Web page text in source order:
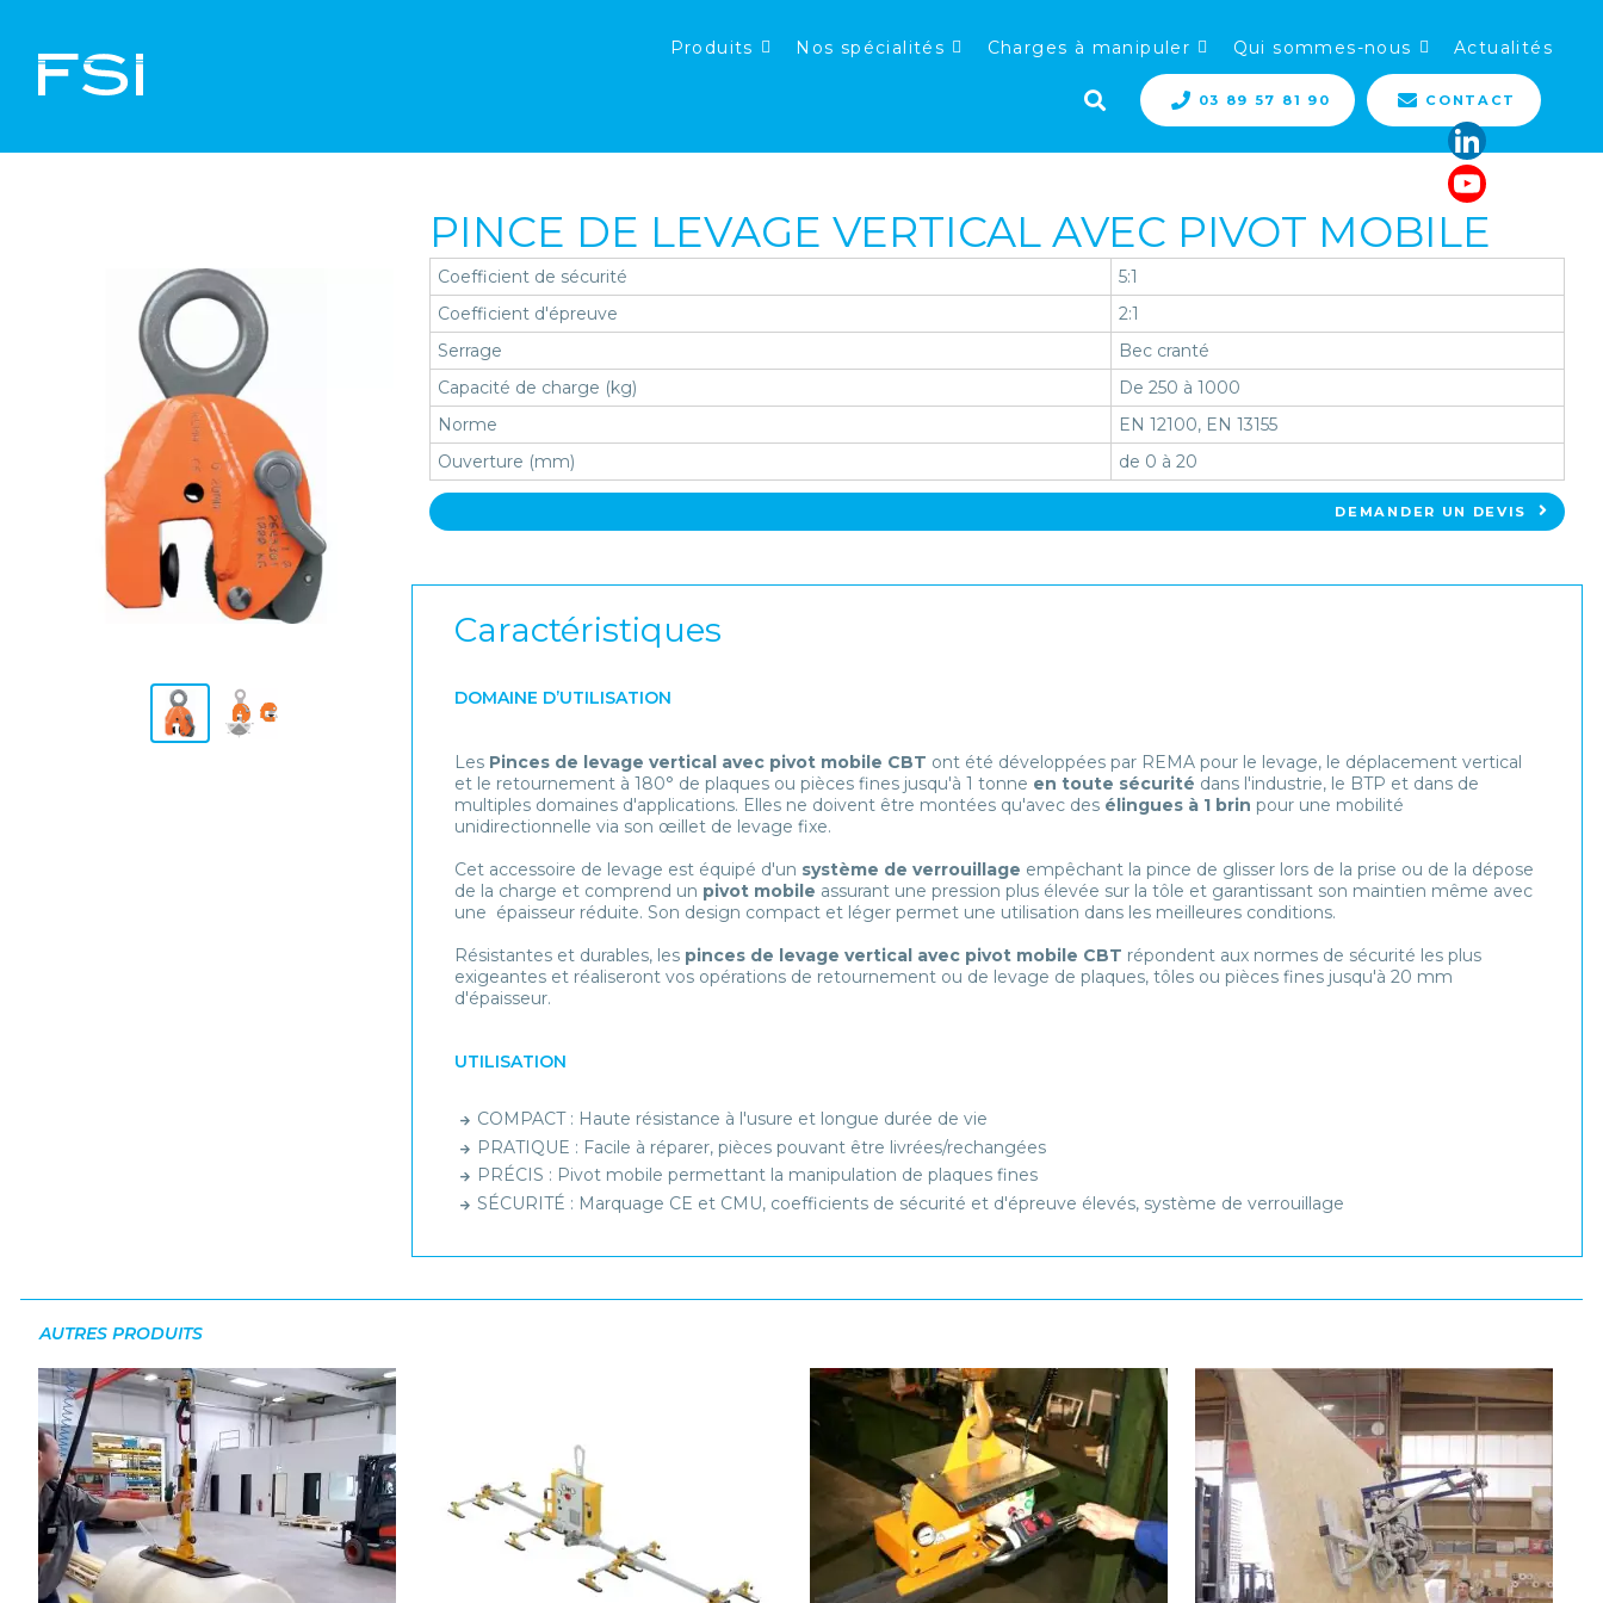
Produits Nos spécialités Charges à manipuler Qui sommes-nous Actualités
03 89 57 81 90 CONTACT
PINCE DE LEVAGE VERTICAL AVEC PIVOT MOBILE
Coefficient de sécurité
5:1
Coefficient d'épreuve
2:1
Serrage
Bec cranté
Capacité de charge (kg)
De 250 à 1000
Norme
EN 12100, EN 13155
Ouverture (mm)
de 0 à 20
DEMANDER UN DEVIS
Caractéristiques
DOMAINE D’UTILISATION
LesPinces de levage vertical avec pivot mobile CBT ont été développées par REMA pour le levage, le déplacement vertical
et le retournement à 180° de plaques ou pièces fines jusqu'à 1 tonne en toute sécurité dans l'industrie, le BTP et dans de
multiples domaines d'applications. Elles ne doivent être montées qu'avec des élingues à 1 brin pour une mobilité
unidirectionnelle via son œillet de levage fixe.
Cet accessoire de levage est équipé d'un système de verrouillage empêchant la pince de glisser lors de la prise ou de la dépose
de la charge et comprend un pivot mobile assurant une pression plus élevée sur la tôle et garantissant son maintien même avec
une épaisseur réduite. Son design compact et léger permet une utilisation dans les meilleures conditions.
Résistantes et durables, les pinces de levage vertical avec pivot mobile CBT répondent aux normes de sécurité les plus
exigeantes et réaliseront vos opérations de retournement ou de levage de plaques, tôles ou pièces fines jusqu'à 20 mm
d'épaisseur.
UTILISATION
COMPACT : Haute résistance à l'usure et longue durée de vie
PRATIQUE : Facile à réparer, pièces pouvant être livrées/rechangées
PRÉCIS : Pivot mobile permettant la manipulation de plaques fines
SÉCURITÉ : Marquage CE et CMU, coefficients de sécurité et d'épreuve élevés, système de verrouillage
AUTRES PRODUITS